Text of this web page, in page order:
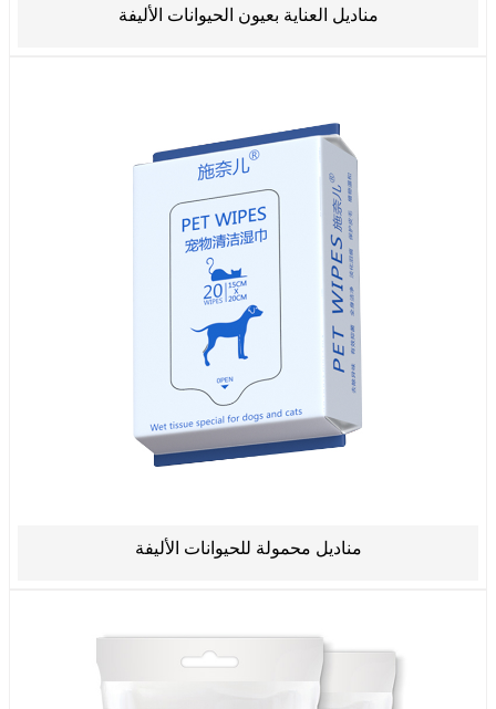
مناديل العناية بعيون الحيوانات الأليفة
مناديل محمولة للحيوانات الأليفة